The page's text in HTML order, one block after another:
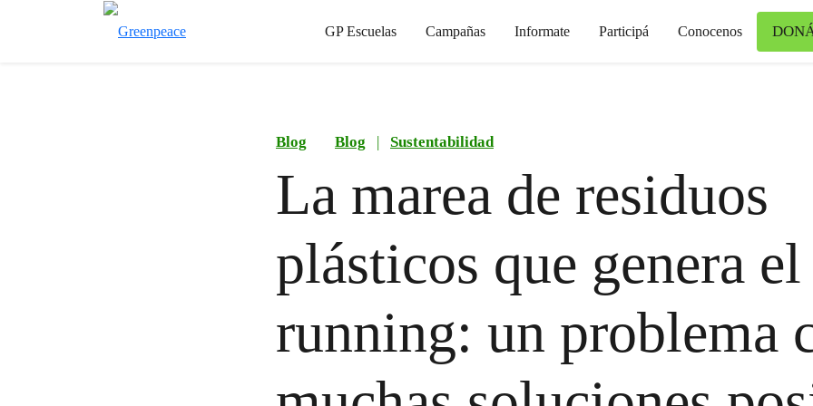
GP Escuelas Campañas Informate Participá Conocenos
Blog Blog | Sustentabilidad
La marea de residuos
plásticos que genera el
running: un problema